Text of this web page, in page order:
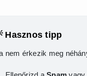
Hasznos tipp
nem érkezik meg